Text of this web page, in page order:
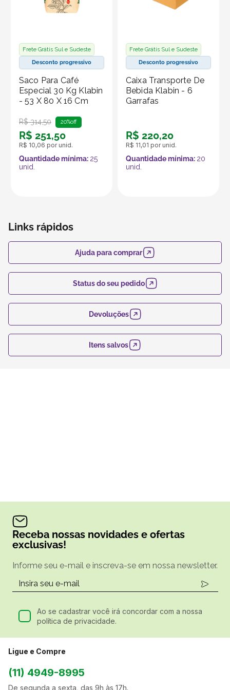
Produto vendido por Seller :)
alcance e os recursos da plataforma, que é
especializada em embalagens e produtos em papel.
Frete Grátis Sul e Sudeste
Desconto progressivo
Saco Para Café
Especial 30 Kg Klabin
- 53 X 80 X 16 Cm
R$ 314,50 20%off
R$ 251,50
R$ 10,06 por unid.
Quantidade mínima: 25
unid.
Frete Grátis Sul e Sudeste
Desconto progressivo
Caixa Transporte De
Bebida Klabin - 6
Garrafas
R$ 220,20
R$ 11,01 por unid.
Quantidade mínima: 20
unid.
Links rápidos
Ajuda para comprar
Status do seu pedido
Devoluções
Itens salvos
Receba nossas novidades e ofertas
exclusivas!
Informe seu e-mail e inscreva-se em nossa newsletter.
Ao se cadastrar você irá concordar com a nossa
política de privacidade.
Ligue e Compre
(11) 4949-8995
De segunda a sexta, das 9h às 17h.